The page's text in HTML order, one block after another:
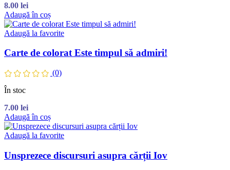
8.00 lei
Adaugă în coș
Adaugă la favorite
Carte de colorat Este timpul să admiri!
(0)
În stoc
7.00 lei
Adaugă în coș
Adaugă la favorite
Unsprezece discursuri asupra cărții Iov